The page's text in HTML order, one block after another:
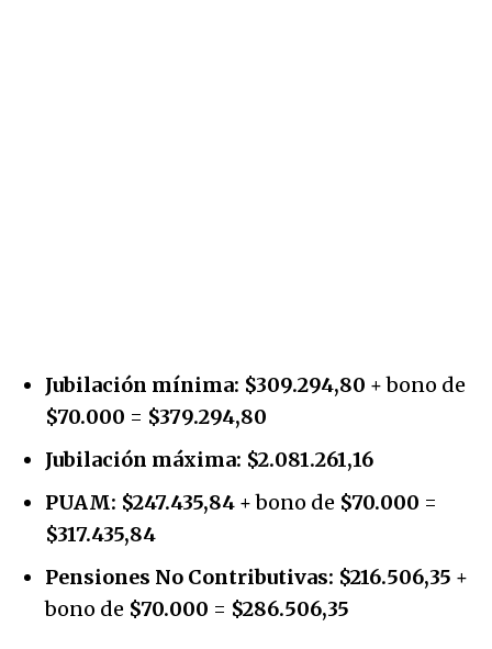
Jubilación mínima: $309.294,80 + bono de
$70.000 = $379.294,80
Jubilación máxima: $2.081.261,16
PUAM: $247.435,84 + bono de $70.000 =
$317.435,84
Pensiones No Contributivas: $216.506,35 +
bono de $70.000 = $286.506,35